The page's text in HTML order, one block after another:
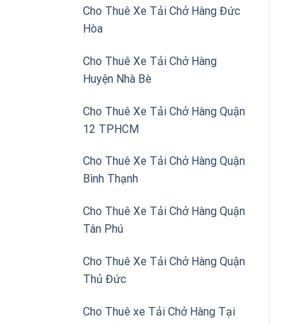
Cho Thuê Xe Tải Chở Hàng Đức
Hòa
Cho Thuê Xe Tải Chở Hàng
Huyện Nhà Bè
Cho Thuê Xe Tải Chở Hàng Quận
12 TPHCM
Cho Thuê Xe Tải Chở Hàng Quận
Bình Thạnh
Cho Thuê Xe Tải Chở Hàng Quận
Tân Phú
Cho Thuê Xe Tải Chở Hàng Quận
Thủ Đức
Cho Thuê xe Tải Chở Hàng Tại